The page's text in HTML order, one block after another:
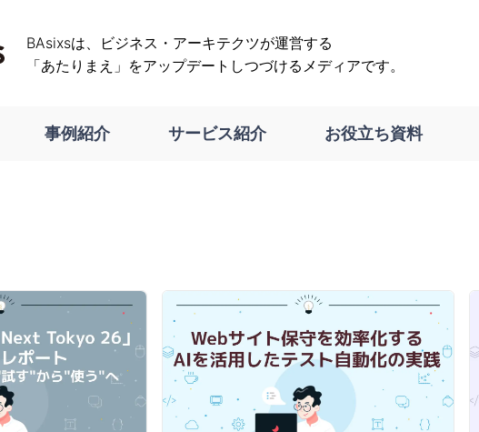
BAsixsは、ビジネス・アーキテクツが運営する
「あたりまえ」をアップデートしつづけるメディアです。
事例紹介 サービス紹介 お役立ち資料